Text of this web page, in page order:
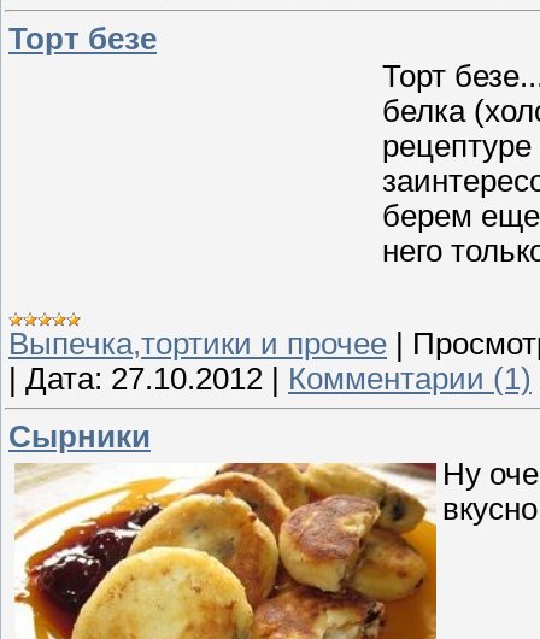
Торт безе
Торт
белка
берем
него
Выпечка,тортики и прочее
Дата: 27.10.2012
Комментарии (1)
Сырники
Ну